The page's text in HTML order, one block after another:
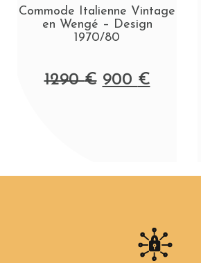
Commode Italienne Vintage
en Wengé – Design
1970/80
1290€ 900 €